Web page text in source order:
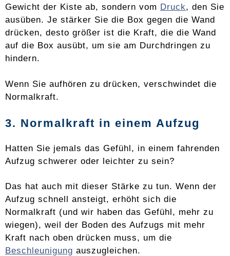
Gewicht der Kiste ab, sondern vom Druck, den Sie
ausüben. Je stärker Sie die Box gegen die Wand
drücken, desto größer ist die Kraft, die die Wand
auf die Box ausübt, um sie am Durchdringen zu
hindern.
Wenn Sie aufhören zu drücken, verschwindet die
Normalkraft.
3. Normalkraft in einem Aufzug
Hatten Sie jemals das Gefühl, in einem fahrenden
Aufzug schwerer oder leichter zu sein?
Das hat auch mit dieser Stärke zu tun. Wenn der
Aufzug schnell ansteigt, erhöht sich die
Normalkraft (und wir haben das Gefühl, mehr zu
wiegen), weil der Boden des Aufzugs mit mehr
Kraft nach oben drücken muss, um die
Beschleunigung auszugleichen.